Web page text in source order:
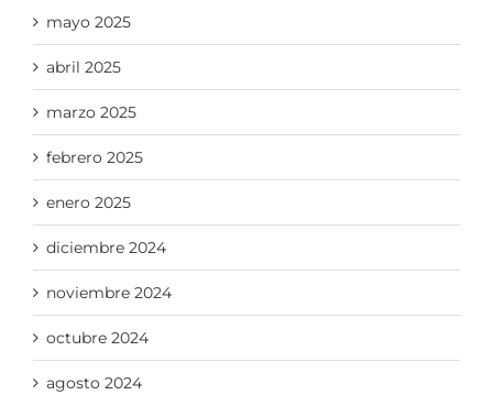
mayo 2025
abril 2025
marzo 2025
febrero 2025
enero 2025
diciembre 2024
noviembre 2024
octubre 2024
agosto 2024